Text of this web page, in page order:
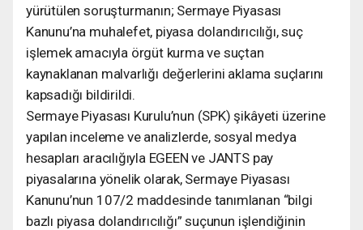
yürütülen soruşturmanın; Sermaye Piyasası
Kanunu’na muhalefet, piyasa dolandırıcılığı, suç
işlemek amacıyla örgüt kurma ve suçtan
kaynaklanan malvarlığı değerlerini aklama suçlarını
kapsadığı bildirildi.
Sermaye Piyasası Kurulu’nun (SPK) şikâyeti üzerine
yapılan inceleme ve analizlerde, sosyal medya
hesapları aracılığıyla EGEEN ve JANTS pay
piyasalarına yönelik olarak, Sermaye Piyasası
Kanunu’nun 107/2 maddesinde tanımlanan “bilgi
bazlı piyasa dolandırıcılığı” suçunun işlendiğinin